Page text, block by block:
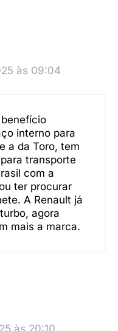
às 09:04
interno para
a da Toro, tem
transporte
com a
ter procurar
A Renault já
agora
mais a marca.
às 20:10